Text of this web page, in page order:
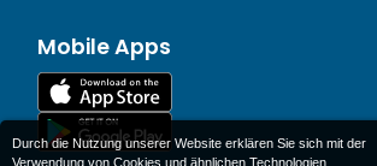
Mobile Apps
Durch die Nutzung unserer Website erklären Sie sich mit der
Verwendung von Cookies und ähnlichen Technologien